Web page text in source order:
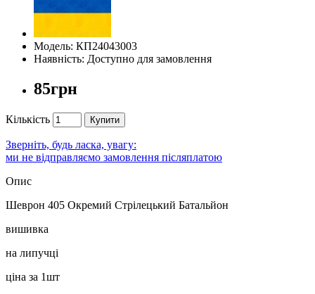
Модель: КП24043003
Наявність: Доступно для замовлення
85грн
Кількість Купити
Зверніть, будь ласка, увагу:
ми не відправляємо замовлення післяплатою
Опис
Шеврон 405 Окремий Стрілецький Батальйон
вишивка
на липучці
ціна за 1шт